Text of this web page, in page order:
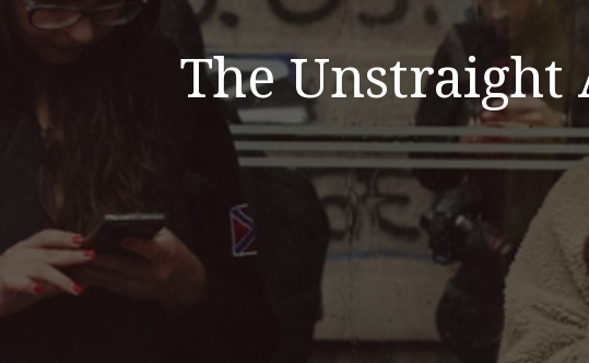
The Unstraight